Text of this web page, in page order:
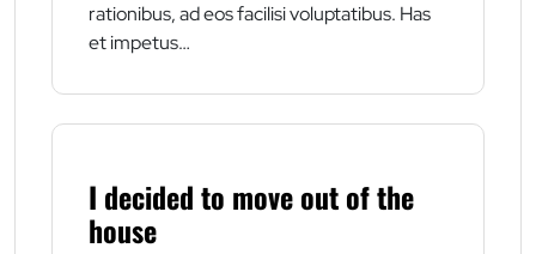
rationibus, ad eos facilisi voluptatibus. Has
et impetus…
I decided to move out of the
house